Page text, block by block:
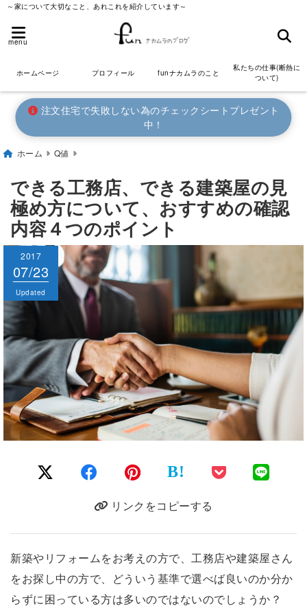
～家について大切なこと、あれこれを紹介しています～
menu
ホームページ プロフィール funナカムラのこと
私たちの仕事(断熱に
ついて)
注文住宅で失敗しない為のチェックシートプレゼント
中！
ホーム Q値
できる工務店、できる建築屋の見
極め方について、おすすめの確認
内容４つのポイント
2017
07/23
Updated
2017
07/23
Published
B!
リンクをコピーする
新築やリフォームをお考えの方で、工務店や建築屋さん
をお探し中の方で、どういう基準で選べば良いのか分か
らずに困っている方は多いのではないのでしょうか？